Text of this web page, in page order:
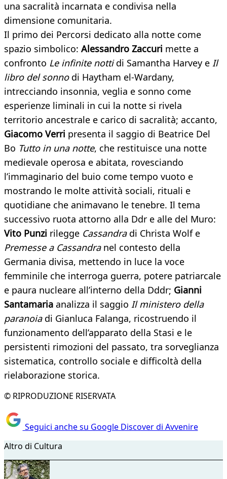
una sacralità incarnata e condivisa nella
dimensione comunitaria.
Il primo dei Percorsi dedicato alla notte come
spazio simbolico: Alessandro Zaccuri mette a
confronto Le infinite nottidi Samantha Harvey e Il
libro del sonno di Haytham el‑Wardany,
intrecciando insonnia, veglia e sonno come
esperienze liminali in cui la notte si rivela
territorio ancestrale e carico di sacralità; accanto,
Giacomo Verri presenta il saggio di Beatrice Del
Bo Tutto in una notte, che restituisce una notte
medievale operosa e abitata, rovesciando
l’immaginario del buio come tempo vuoto e
mostrando le molte attività sociali, rituali e
quotidiane che animavano le tenebre. Il tema
successivo ruota attorno alla Ddr e alle del Muro:
Vito Punzi rilegge Cassandra di Christa Wolf e
Premesse a Cassandra nel contesto della
Germania divisa, mettendo in luce la voce
femminile che interroga guerra, potere patriarcale
e paura nucleare all’interno della Dddr; Gianni
Santamaria analizza il saggio Il ministero della
paranoia di Gianluca Falanga, ricostruendo il
funzionamento dell’apparato della Stasi e le
persistenti rimozioni del passato, tra sorveglianza
sistematica, controllo sociale e difficoltà della
rielaborazione storica.
© RIPRODUZIONE RISERVATA
Seguici anche su Google Discover di Avvenire
Altro di Cultura